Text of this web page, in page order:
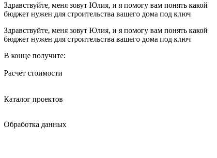
Здравствуйте, меня зовут Юлия, и я помогу вам понять какой
бюджет нужен для строительства вашего дома под ключ
Здравствуйте, меня зовут Юлия, и я помогу вам понять какой
бюджет нужен для строительства вашего дома под ключ
В конце получите:
Расчет стоимости
Каталог проектов
Обработка данных